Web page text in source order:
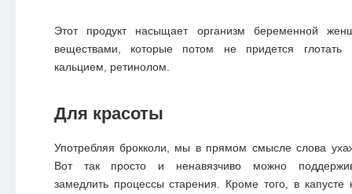
Этот продукт насыщает организм беременной
веществами, которые потом не придется глотать
кальцием, ретинолом.
Для красоты
Употребляя брокколи, мы в прямом смысле слова
Вот так просто и ненавязчиво можно
замедлить процессы старения. Кроме того, в капусте